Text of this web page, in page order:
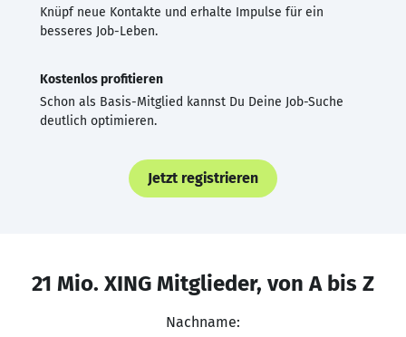
Knüpf neue Kontakte und erhalte Impulse für ein
besseres Job-Leben.
Kostenlos profitieren
Schon als Basis-Mitglied kannst Du Deine Job-Suche
deutlich optimieren.
Jetzt registrieren
21 Mio. XING Mitglieder, von A bis Z
Nachname: